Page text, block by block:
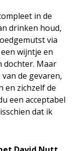
in de
drinken houd,
via
wijntje en
dochter. Maar
de gevaren,
en zichzelf de
een acceptabel
dat ik